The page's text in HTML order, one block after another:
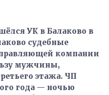
УК в Балаково в
судебные
компании
мужчины,
этажа. ЧП
года — ночью